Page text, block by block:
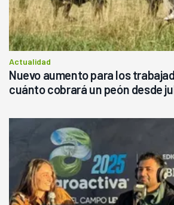
Actualidad
Nuevo aumento para los
cuánto cobrará un peón desde